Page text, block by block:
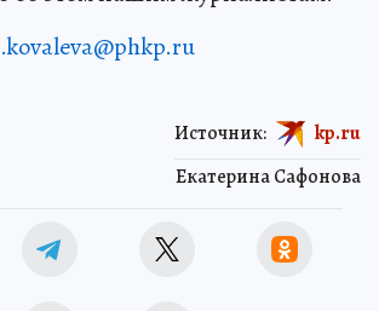
Екатерина Сафонова
Источник: kp.ru